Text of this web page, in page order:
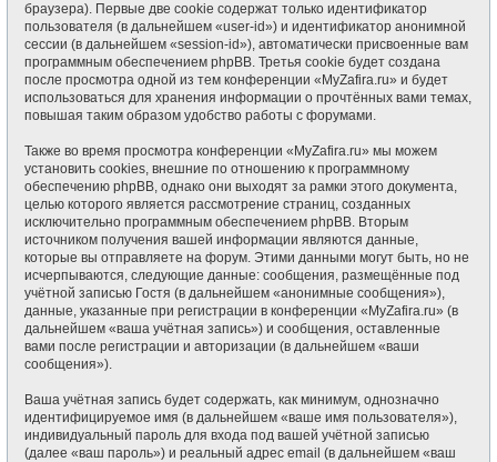
браузера). Первые две cookie содержат только идентификатор
пользователя (в дальнейшем «user-id») и идентификатор анонимной
сессии (в дальнейшем «session-id»), автоматически присвоенные вам
программным обеспечением phpBB. Третья cookie будет создана
после просмотра одной из тем конференции «MyZafira.ru» и будет
использоваться для хранения информации о прочтённых вами темах,
повышая таким образом удобство работы с форумами.
Также во время просмотра конференции «MyZafira.ru» мы можем
установить cookies, внешние по отношению к программному
обеспечению phpBB, однако они выходят за рамки этого документа,
целью которого является рассмотрение страниц, созданных
исключительно программным обеспечением phpBB. Вторым
источником получения вашей информации являются данные,
которые вы отправляете на форум. Этими данными могут быть, но не
исчерпываются, следующие данные: сообщения, размещённые под
учётной записью Гостя (в дальнейшем «анонимные сообщения»),
данные, указанные при регистрации в конференции «MyZafira.ru» (в
дальнейшем «ваша учётная запись») и сообщения, оставленные
вами после регистрации и авторизации (в дальнейшем «ваши
сообщения»).
Ваша учётная запись будет содержать, как минимум, однозначно
идентифицируемое имя (в дальнейшем «ваше имя пользователя»),
индивидуальный пароль для входа под вашей учётной записью
(далее «ваш пароль») и реальный адрес email (в дальнейшем «ваш